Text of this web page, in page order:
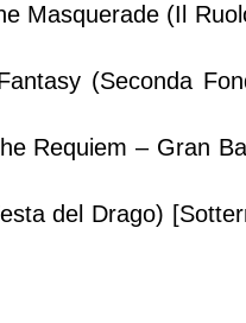
(Il
(Seconda
Requiem – Gran
del Drago)